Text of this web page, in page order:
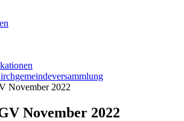
November 2022
November 2022